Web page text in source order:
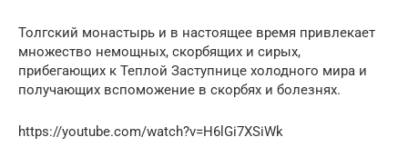
Толгский монастырь и в настоящее время привлекает
множество немощных, скорбящих и сирых,
прибегающих к Теплой Заступнице холодного мира и
получающих вспоможение в скорбях и болезнях.
https://youtube.com/watch?v=H6lGi7XSiWk